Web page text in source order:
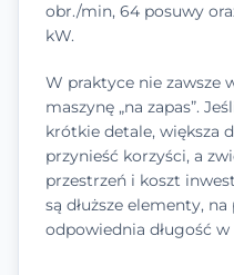
obr./min, 64 posuwy
kW.
W praktyce nie zawsze
maszynę „na zapas”.
krótkie detale, większa
przynieść korzyści, a
przestrzeń i koszt
są dłuższe elementy, na
odpowiednia długość w